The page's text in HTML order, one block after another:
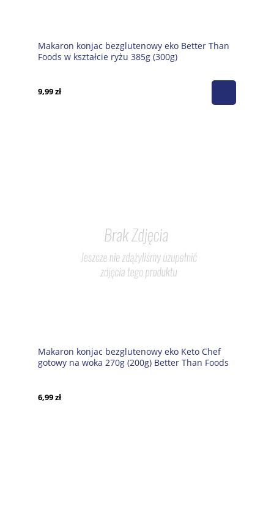
Makaron konjac bezglutenowy eko Better Than
Foods w kształcie ryżu 385g (300g)
9,99 zł
Makaron konjac bezglutenowy eko Keto Chef
gotowy na woka 270g (200g) Better Than Foods
6,99 zł